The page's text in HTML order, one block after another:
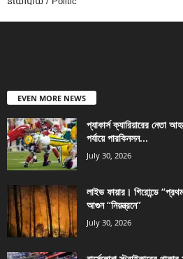
EVEN MORE NEWS
প্যাকার্স ক্যারিয়ারের নেতা
পর্যায়ে পারকিনসন...
July 30, 2026
লাইভ ফায়ার। গিরোন্ডে
আগুন “নিয়ন্ত্রনে”
July 30, 2026